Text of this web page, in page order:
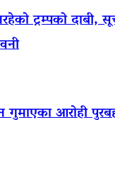
ट्रम्पको दाबी,
गुमाएका आराेही